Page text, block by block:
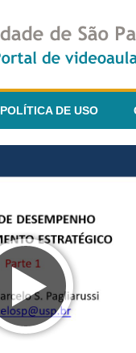
POLÍTICA DE USO